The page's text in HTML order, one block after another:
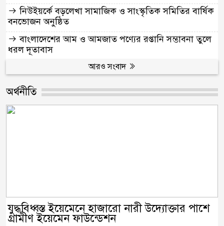
নিউইয়র্কে বড়লেখা সামাজিক ও সাংস্কৃতিক সমিতির বার্ষিক
বনভোজন অনুষ্ঠিত
বাংলাদেশের আম ও আমজাত পণ্যের রপ্তানি সম্ভাবনা তুলে
ধরল দূতাবাস
আরও সংবাদ
অর্থনীতি
যুদ্ধবিধ্বস্ত ইয়েমেনে হাজারো নারী উদ্যোক্তার পাশে
গ্রামীণ ইয়েমেন ফাউন্ডেশন